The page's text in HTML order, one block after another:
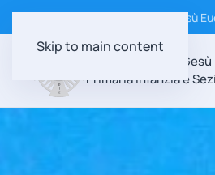
Skip to main content
Istituto Suore Discepole di Gesù
Scuola Paritaria
Primaria Infanzia e